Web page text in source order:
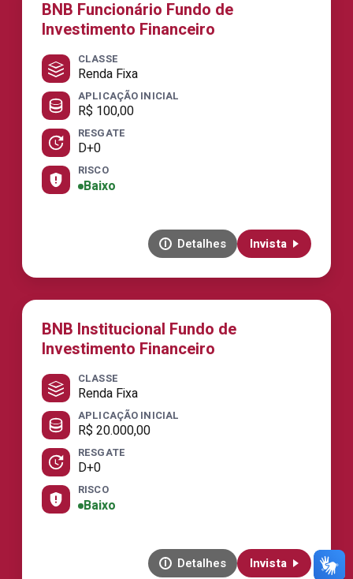
BNB Funcionário Fundo de
Investimento Financeiro
CLASSE
Renda Fixa
APLICAÇÃO INICIAL
R$ 100,00
RESGATE
D+0
RISCO
Baixo
Detalhes Invista
BNB Institucional Fundo de
Investimento Financeiro
CLASSE
Renda Fixa
APLICAÇÃO INICIAL
R$ 20.000,00
RESGATE
D+0
RISCO
Baixo
Detalhes Invista